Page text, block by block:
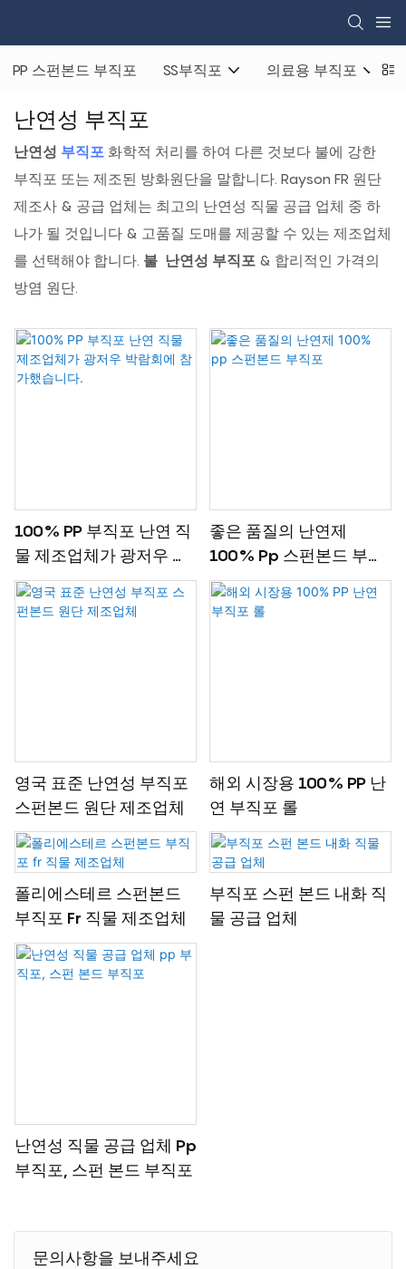
PP 스펀본드 부직포 SS부직포 의료용 부직포
난연성 부직포
난연성 부직포 화학적 처리를 하여 다른 것보다 불에 강한
부직포 또는 제조된 방화원단을 말합니다. Rayson FR 원단
제조사 & 공급 업체는 최고의 난연성 직물 공급 업체 중 하
나가 될 것입니다 & 고품질 도매를 제공할 수 있는 제조업체
를 선택해야 합니다. 불 난연성 부직포 & 합리적인 가격의
방염 원단.
문의사항을 보내주세요
100% PP 부직포 난연 직
물 제조업체가 광저우 박
람회에 참가했습니다.
좋은 품질의 난연제
100% Pp 스펀본드 부직
포
영국 표준 난연성 부직포
스펀본드 원단 제조업체
해외 시장용 100% PP 난
연 부직포 롤
폴리에스테르 스펀본드
부직포 Fr 직물 제조업체
부직포 스펀 본드 내화 직
물 공급 업체
난연성 직물 공급 업체 Pp
부직포, 스펀 본드 부직포